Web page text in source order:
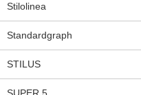
Stilolinea
Standardgraph
STILUS